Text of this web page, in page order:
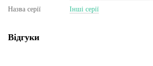
Назва серії
Інші серії
Відгуки